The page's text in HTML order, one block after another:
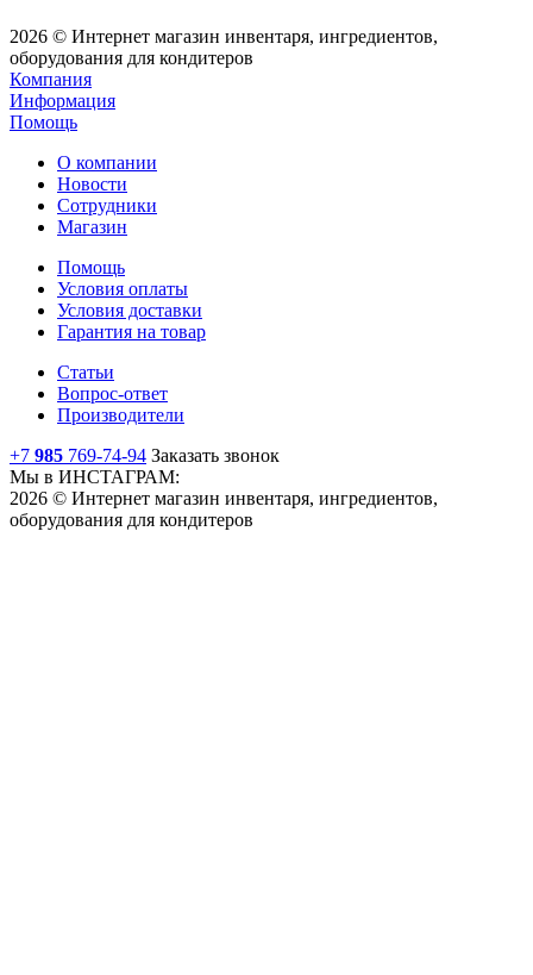
2026 © Интернет магазин инвентаря, ингредиентов,
оборудования для кондитеров
Компания
Информация
Помощь
О компании
Новости
Сотрудники
Магазин
Помощь
Условия оплаты
Условия доставки
Гарантия на товар
Статьи
Вопрос-ответ
Производители
+7 985 769-74-94 Заказать звонок
Мы в ИНСТАГРАМ:
2026 © Интернет магазин инвентаря, ингредиентов,
оборудования для кондитеров